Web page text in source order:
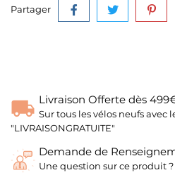
Partager
Livraison Offerte dès
Sur tous les vélos neufs avec
"LIVRAISONGRATUITE"
Demande de
Une question sur ce produit